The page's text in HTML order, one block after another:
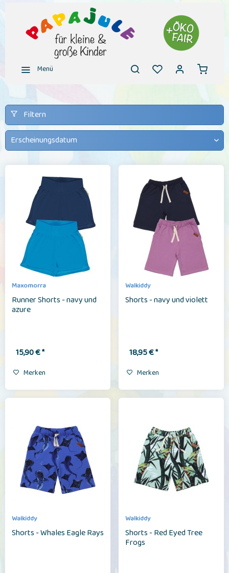
Menü
Filtern
Maxomorra
Runner Shorts - navy und
azure
15,90 € *
Merken
Walkiddy
Shorts - navy und violett
18,95 € *
Merken
Walkiddy
Shorts - Whales Eagle Rays
Walkiddy
Shorts - Red Eyed Tree
Frogs